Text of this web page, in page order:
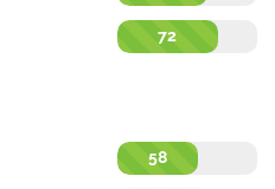
72
58